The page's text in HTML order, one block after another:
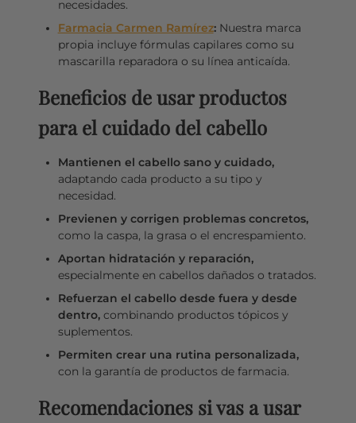
necesidades.
Farmacia Carmen Ramírez:Nuestra marca
propia incluye fórmulas capilares como su
mascarilla reparadora o su línea anticaída.
Beneficios de usar productos
para el cuidado del cabello
Mantienen el cabello sano y cuidado,
adaptando cada producto a su tipo y
necesidad.
Previenen y corrigen problemas concretos,
como la caspa, la grasa o el encrespamiento.
Aportan hidratación y reparación,
especialmente en cabellos dañados o tratados.
Refuerzan el cabello desde fuera y desde
dentro,combinando productos tópicos y
suplementos.
Permiten crear una rutina personalizada,
con la garantía de productos de farmacia.
Recomendaciones si vas a usar